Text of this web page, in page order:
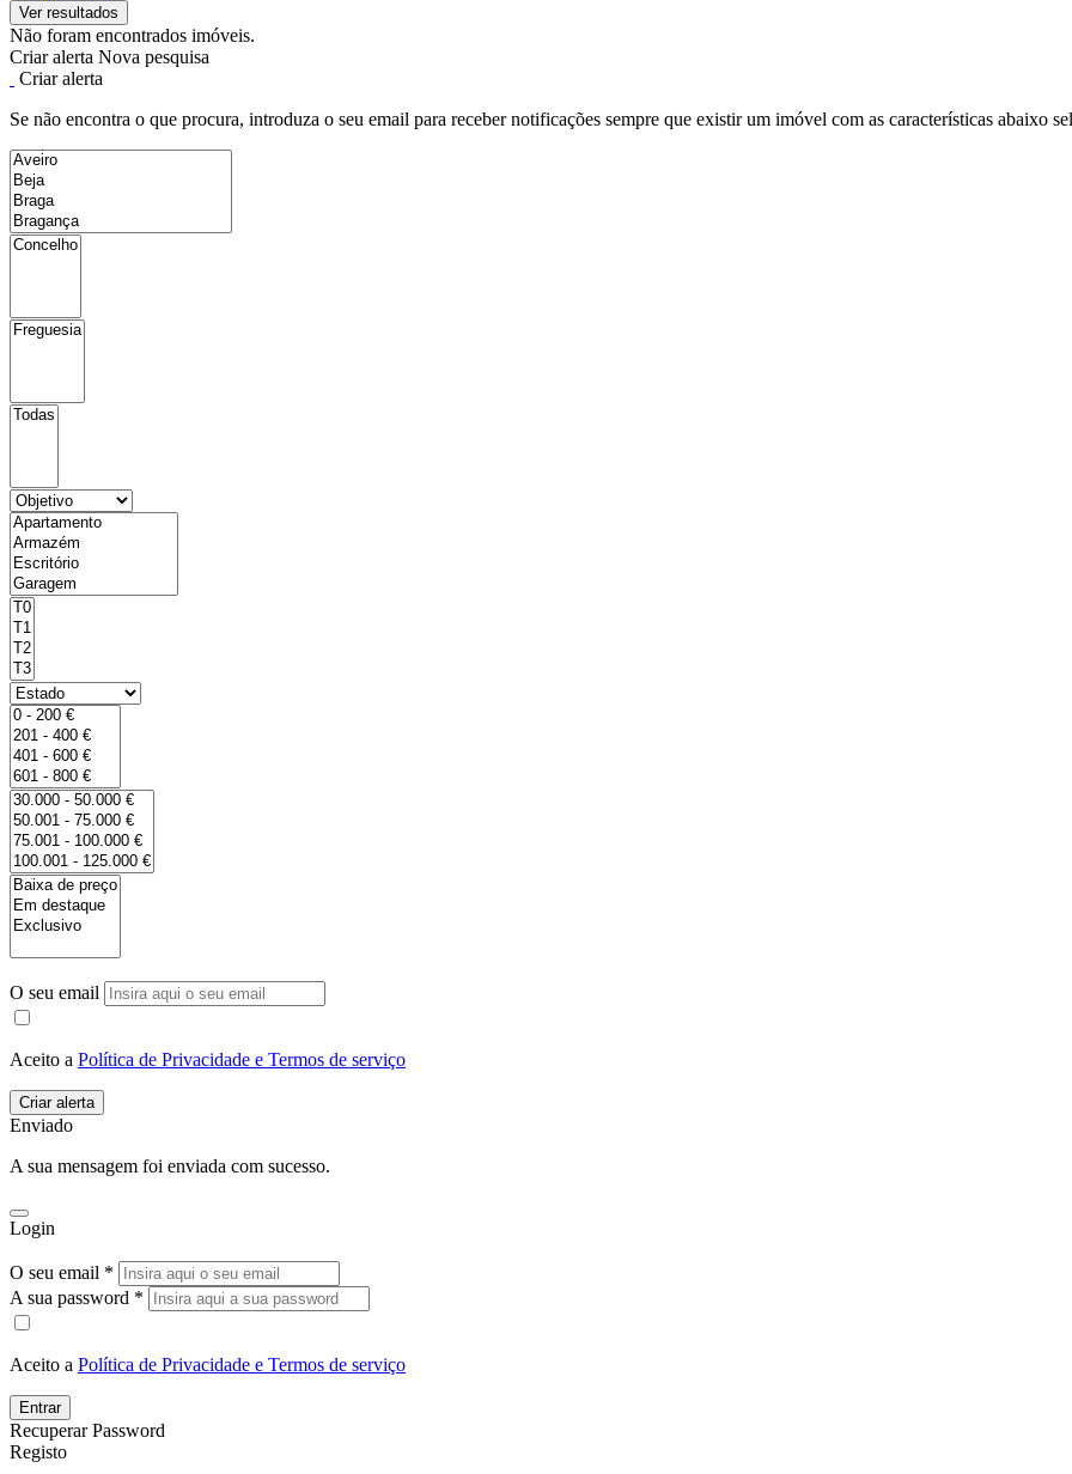
Não foram encontrados imóveis.
Criar alerta Nova pesquisa
Criar alerta
Se não encontra o que procura, introduza o seu email para receber notificações sempre que existir um imóvel com as características abaixo
O seu email
Aceito a Política de Privacidade e Termos de serviço
Enviado
A sua mensagem foi enviada com sucesso.
Login
O seu email *
A sua password *
Aceito a Política de Privacidade e Termos de serviço
Entrar
Recuperar Password
Registo